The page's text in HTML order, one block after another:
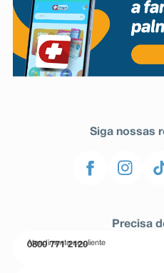
Siga nossas
Precisa
Atendimento ao cliente
0800 771 2120